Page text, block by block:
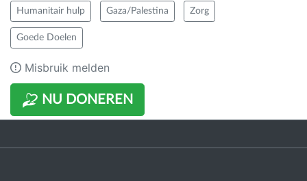
NU DONEREN
Humanitair hulp Gaza/Palestina Zorg
Goede Doelen
Misbruik melden